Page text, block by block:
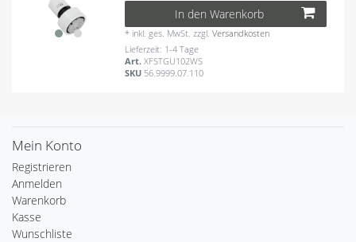
In den Warenkorb
* inkl. ges. MwSt. zzgl.Versandkosten
Lieferzeit: 1-4 Tage
Art.XFSTGU102WS
SKU 56.9999.07.110
Mein Konto
Registrieren
Anmelden
Warenkorb
Kasse
Wunschliste